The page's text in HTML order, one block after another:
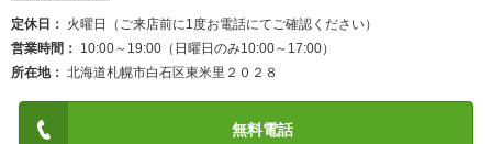
定休日
火曜日（ご来店前に1度お電話にてご確認ください）
営業時間
10:00～19:00（日曜日のみ10:00～17:00）
所在地
北海道札幌市白石区東米里２０２８
無料電話